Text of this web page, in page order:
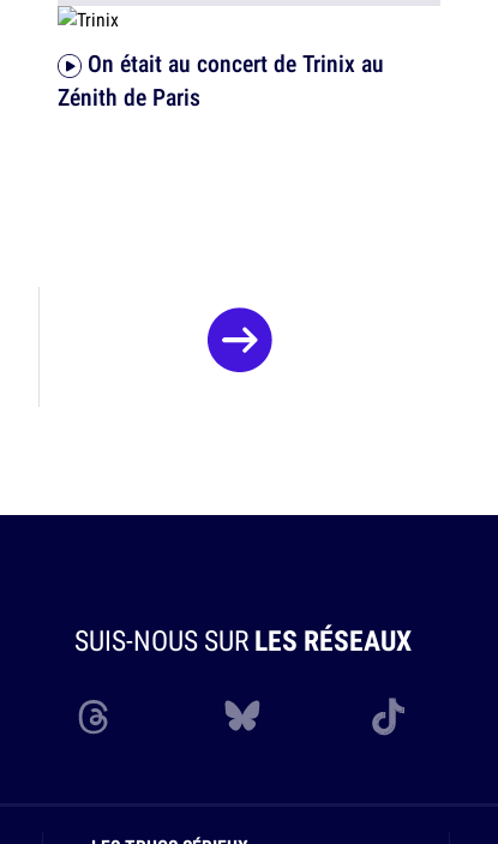
Zénith de Paris
SUIS-NOUS SURLES RÉSEAUX